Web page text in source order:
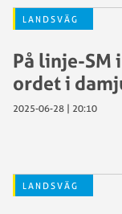
LANDSVÄG
På linje-SM
ordet i
2025-06-28 | 20:10
LANDSVÄG